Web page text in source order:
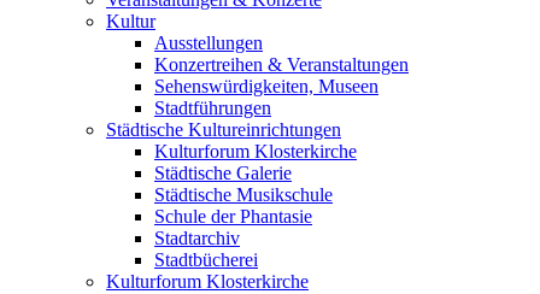
Kultur
Ausstellungen
Konzertreihen & Veranstaltungen
Sehenswürdigkeiten, Museen
Stadtführungen
Städtische Kultureinrichtungen
Kulturforum Klosterkirche
Städtische Galerie
Städtische Musikschule
Schule der Phantasie
Stadtarchiv
Stadtbücherei
Kulturforum Klosterkirche